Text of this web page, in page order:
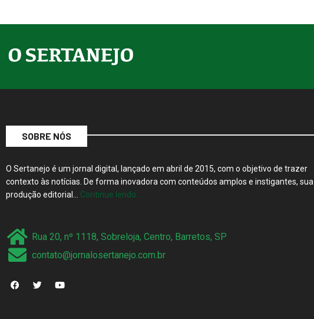
SOBRE NÓS
O Sertanejo é um jornal digital, lançado em abril de 2015, com o objetivo de trazer
contexto às notícias. De forma inovadora com conteúdos amplos e instigantes, sua
produção editorial… Continue lendo…
Rua 20, nº 1118, Sobreloja, Centro, Barretos, SP
contato@jornalosertanejo.com.br